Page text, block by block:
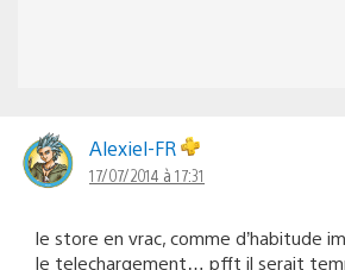
Alexiel-FR
17/07/2014 à 17:31
le store en vrac, comme d’habitude
le telechargement… pfft il serait